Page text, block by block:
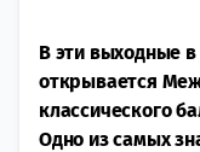
В эти выходные
открывается
классического
Одно из самых